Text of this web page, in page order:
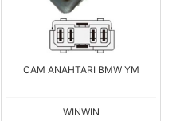
CAM ANAHTARI BMW YM
WINWIN